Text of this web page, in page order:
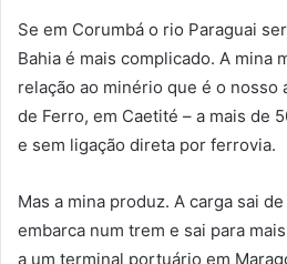
Se em Corumbá o rio Paraguai
Bahia é mais complicado. A mina
relação ao minério que é o nosso
de Ferro, em Caetité – a mais de
e sem ligação direta por ferrovia.
Mas a mina produz. A carga sai
embarca num trem e sai para
a um terminal portuário em